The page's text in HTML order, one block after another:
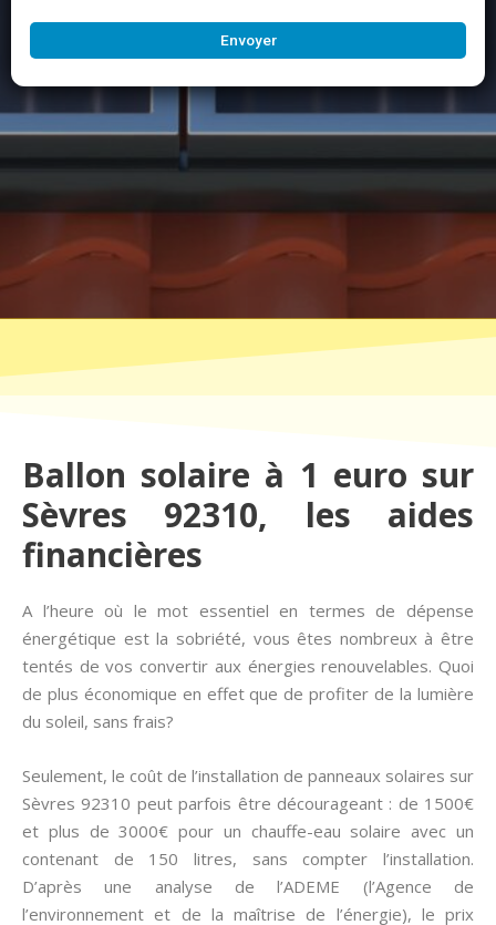
Envoyer
Ballon solaire à 1 euro sur
Sèvres 92310, les aides
financières
A l’heure où le mot essentiel en termes de dépense
énergétique est la sobriété, vous êtes nombreux à être
tentés de vos convertir aux énergies renouvelables. Quoi
de plus économique en effet que de profiter de la lumière
du soleil, sans frais?
Seulement, le coût de l’installation de panneaux solaires sur
Sèvres 92310 peut parfois être décourageant : de 1500€
et plus de 3000€ pour un chauffe-eau solaire avec un
contenant de 150 litres, sans compter l’installation.
D’après une analyse de l’ADEME (l’Agence de
l’environnement et de la maîtrise de l’énergie), le prix